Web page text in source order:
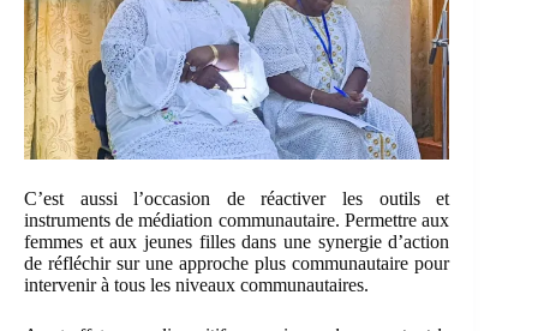
C’est aussi l’occasion de réactiver les outils et
instruments de médiation communautaire. Permettre aux
femmes et aux jeunes filles dans une synergie d’action
de réfléchir sur une approche plus communautaire pour
intervenir à tous les niveaux communautaires.